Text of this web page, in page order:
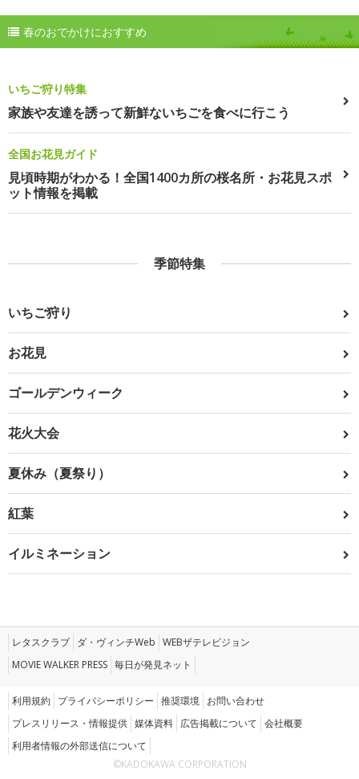
春のおでかけにおすすめ
いちご狩り特集
家族や友達を誘って新鮮ないちごを食べに行こう
全国お花見ガイド
見頃時期がわかる！全国1400カ所の桜名所・お花見スポ
ット情報を掲載
季節特集
いちご狩り
お花見
ゴールデンウィーク
花火大会
夏休み（夏祭り）
紅葉
イルミネーション
レタスクラブ ダ・ヴィンチWeb WEBザテレビジョン
MOVIE WALKER PRESS 毎日が発見ネット
利用規約 プライバシーポリシー 推奨環境 お問い合わせ
プレスリリース・情報提供 媒体資料 広告掲載について 会社概要
利用者情報の外部送信について
©KADOKAWA CORPORATION